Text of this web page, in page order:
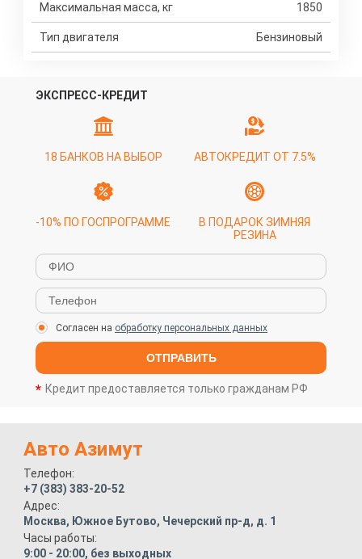
Максимальная масса, кг 1850
Тип двигателя Бензиновый
ЭКСПРЕСС-КРЕДИТ
18 БАНКОВ НА ВЫБОР АВТОКРЕДИТ ОТ 7.5%
-10% ПО ГОСПРОГРАММЕ
В ПОДАРОК ЗИМНЯЯ
РЕЗИНА
Согласен на обработку персональных данных
ОТПРАВИТЬ
Кредит предоставляется только гражданам РФ
Авто Азимут
Телефон:
+7 (383) 383-20-52
Адрес:
Москва, Южное Бутово, Чечерский пр-д, д. 1
Часы работы:
9:00 - 20:00, без выходных